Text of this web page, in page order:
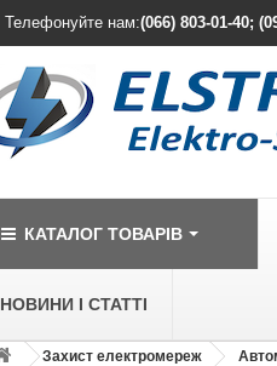
Телефонуйте нам:(066) 803-01-40;
КАТАЛОГ ТОВАРІВ
НОВИНИ І СТАТТІ
Захист електромереж